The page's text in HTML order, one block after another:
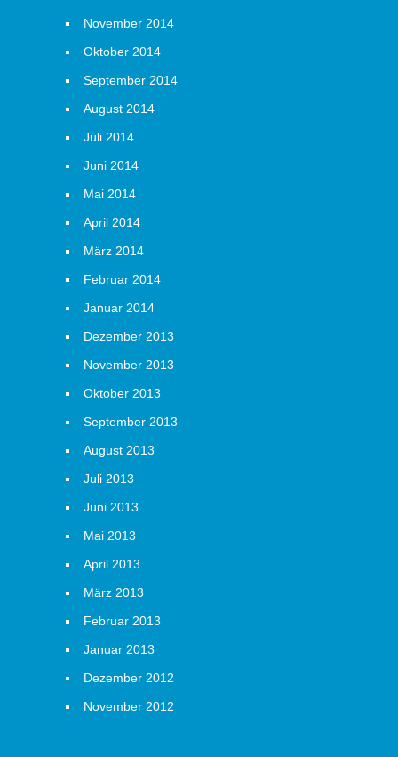
November 2014
Oktober 2014
September 2014
August 2014
Juli 2014
Juni 2014
Mai 2014
April 2014
März 2014
Februar 2014
Januar 2014
Dezember 2013
November 2013
Oktober 2013
September 2013
August 2013
Juli 2013
Juni 2013
Mai 2013
April 2013
März 2013
Februar 2013
Januar 2013
Dezember 2012
November 2012